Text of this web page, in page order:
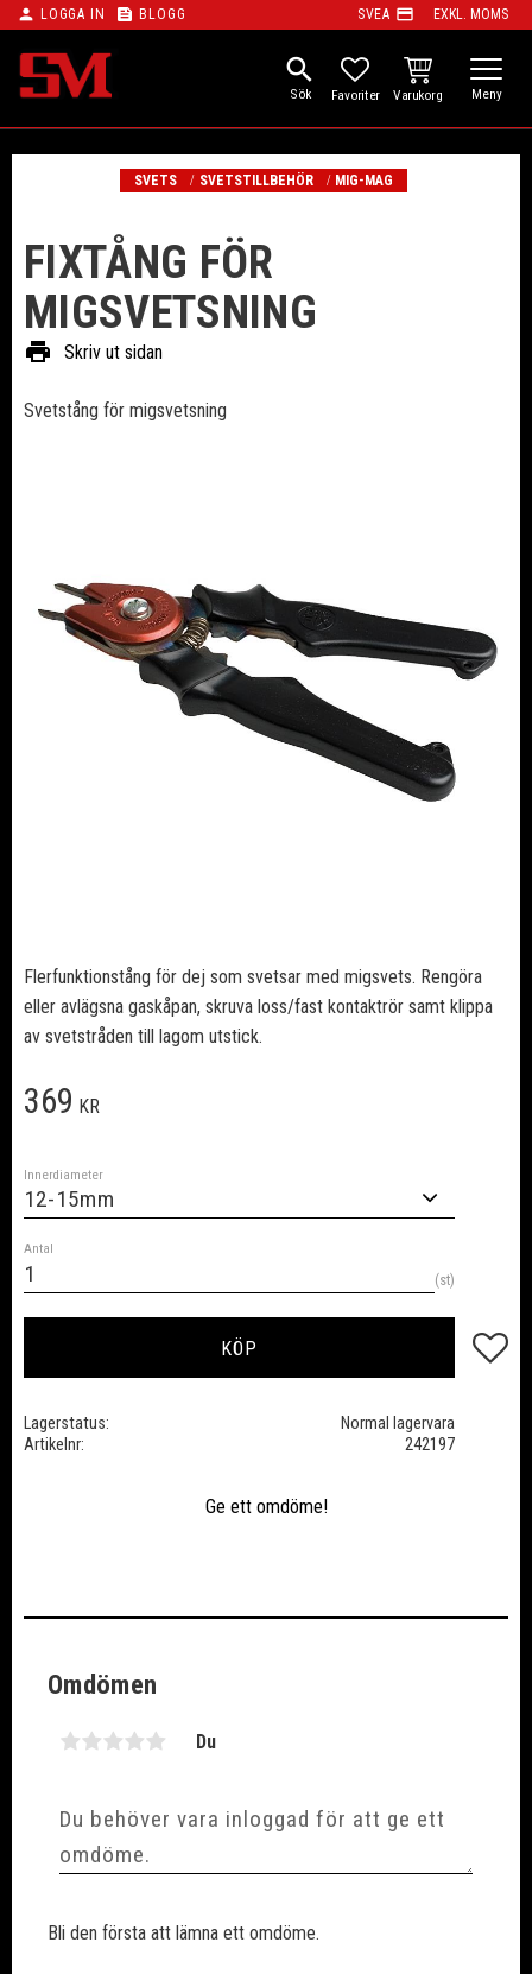
Meny
person LOGGA IN feed BLOGG SVEA payment EXKL. MOMS
search
FAVORITER
KUNDVAGN
SVETS SVETSTILLBEHÖR MIG-MAG
FIXTÅNG FÖR
MIGSVETSNING
print Skriv ut sidan
Svetstång för migsvetsning
Flerfunktionstång för dej som svetsar med migsvets. Rengöra
eller avlägsna gaskåpan, skruva loss/fast kontaktrör samt klippa
av svetstråden till lagom utstick.
369 KR
Innerdiameter
Antal
st
KÖP Lägg
Lagerstatus
Normal lagervara
Artikelnr
242197
Ge ett omdöme!
Omdömen
Du
Bli den första att lämna ett omdöme.